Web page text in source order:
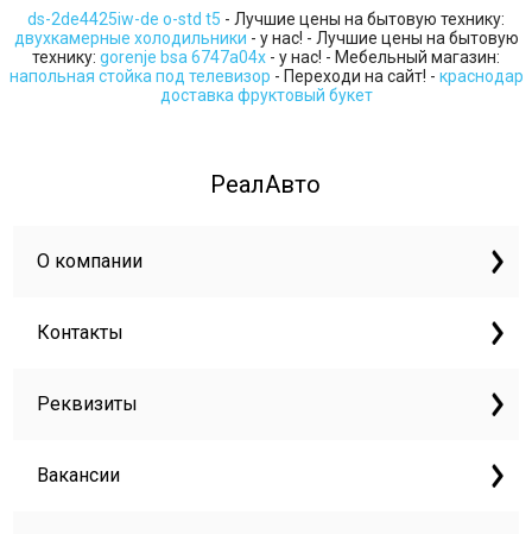
ds-2de4425iw-de o-std t5 - Лучшие цены на бытовую технику:
двухкамерные холодильники - у нас! - Лучшие цены на бытовую
технику: gorenje bsa 6747a04x - у нас! - Мебельный магазин:
напольная стойка под телевизор - Переходи на сайт! - краснодар
доставка фруктовый букет
РеалАвто
О компании
Контакты
Реквизиты
Вакансии